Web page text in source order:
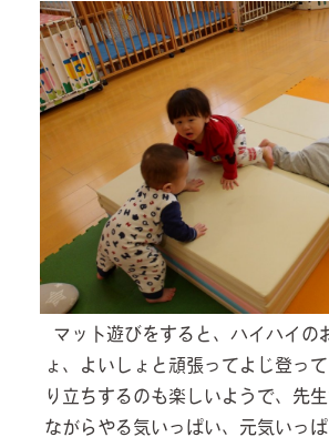
マット遊びをすると、ハイハイの
ょ、よいしょと頑張ってよじ登っ
り立ちするのも楽しいようで、先
ながらやる気いっぱい、元気いっ